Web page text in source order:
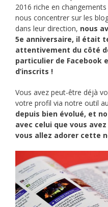
2016 riche en
nous concentrer sur les
dans leur direction, nous
5e anniversaire, il était
attentivement du côté
particulier de Facebook
d’inscrits !
Vous avez peut-être déjà
votre profil via notre outil
depuis bien évolué, et
avec celui que vous
vous allez adorer cette